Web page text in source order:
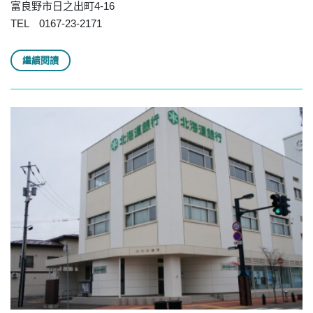
富良野市日之出町4-16
TEL 0167-23-2171
繼續閱讀